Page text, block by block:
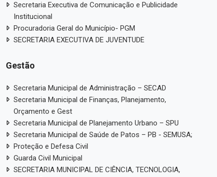
Secretaria Executiva de Comunicação e Publicidade
Institucional
Procuradoria Geral do Município- PGM
SECRETARIA EXECUTIVA DE JUVENTUDE
Gestão
Secretaria Municipal de Administração – SECAD
Secretaria Municipal de Finanças, Planejamento,
Orçamento e Gest
Secretaria Municipal de Planejamento Urbano – SPU
Secretaria Municipal de Saúde de Patos – PB - SEMUSA;
Proteção e Defesa Civil
Guarda Civil Municipal
SECRETARIA MUNICIPAL DE CIÊNCIA, TECNOLOGIA,